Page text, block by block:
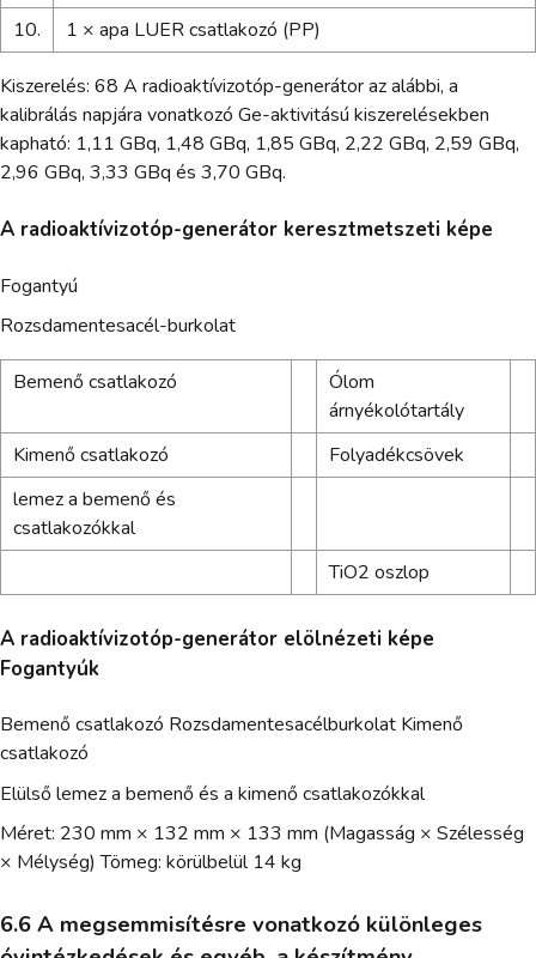
10.
1 × apa LUER csatlakozó (PP)
Kiszerelés: 68 A radioaktívizotóp-generátor az alábbi, a
kalibrálás napjára vonatkozó Ge-aktivitású kiszerelésekben
kapható: 1,11 GBq, 1,48 GBq, 1,85 GBq, 2,22 GBq, 2,59 GBq,
2,96 GBq, 3,33 GBq és 3,70 GBq.
A radioaktívizotóp-generátor keresztmetszeti képe
Fogantyú
Rozsdamentesacél-burkolat
Bemenő csatlakozó
Ólom
árnyékolótartály
Kimenő csatlakozó
Folyadékcsövek
lemez a bemenő és
csatlakozókkal
TiO2 oszlop
A radioaktívizotóp-generátor elölnézeti képe
Fogantyúk
Bemenő csatlakozó Rozsdamentesacélburkolat Kimenő
csatlakozó
Elülső lemez a bemenő és a kimenő csatlakozókkal
Méret: 230 mm × 132 mm × 133 mm (Magasság × Szélesség
× Mélység) Tömeg: körülbelül 14 kg
6.6 A megsemmisítésre vonatkozó különleges